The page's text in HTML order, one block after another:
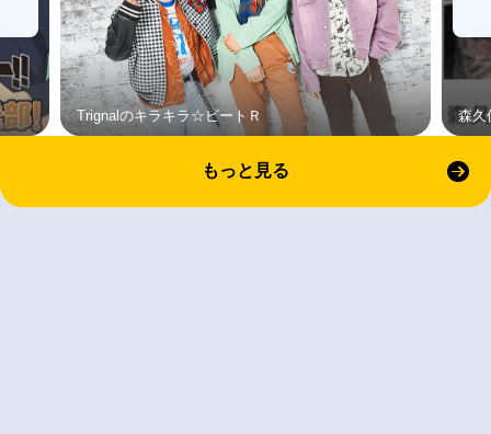
Trignalのキラキラ☆ビートＲ 森久
もっと見る